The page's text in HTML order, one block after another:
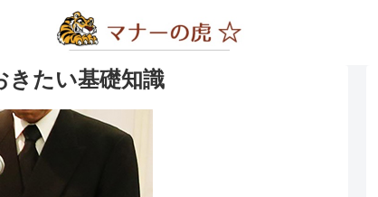
きたい基礎知識